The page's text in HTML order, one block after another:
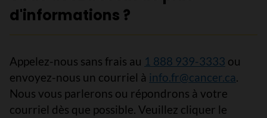
d'informations ?
Appelez-nous sans frais au 1 888 939-3333 ou
envoyez-nous un courriel à info.fr@cancer.ca.
Nous vous parlerons ou répondrons à votre
courriel dès que possible. Veuillez cliquer le